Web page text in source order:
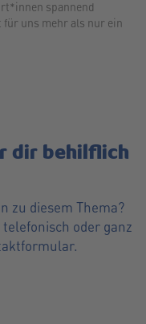
spannend
uns mehr als nur ein
dir behilflich
zu diesem Thema?
oder ganz